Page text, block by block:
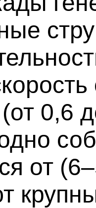
0,6
от